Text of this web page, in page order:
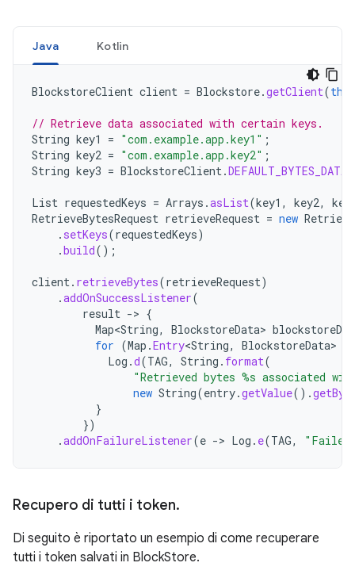
Java Kotlin
BlockstoreClient client = Blockstore.getClient(this
// Retrieve data associated with certain keys.
String key1 = "com.example.app.key1" ;
String key2 = "com.example.app.key2" ;
String key3 = BlockstoreClient.
List requestedKeys = Arrays .asList(key1 , key2,
RetrieveBytesRequest retrieveRequest = new
. setKeys(requestedKeys)
.build();
client. retrieveBytes(retrieveRequest)
.addOnSuccessListener(
result -> {
Map<String, BlockstoreData>
for (Map .Entry<String, BlockstoreData>
Log .d(TAG, String . format(
"Retrieved bytes %s associated
new String(entry.getValue().
}
})
.addOnFailureListener(e -> Log . e(TAG,
Recupero di tutti i token.
Di seguito è riportato un esempio di come recuperare
tutti i token salvati in BlockStore.